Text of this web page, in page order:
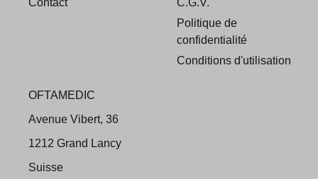
Contact
C.G.V.
Politique de
confidentialité
Conditions d'utilisation
OFTAMEDIC
Avenue Vibert, 36
1212 Grand Lancy
Suisse